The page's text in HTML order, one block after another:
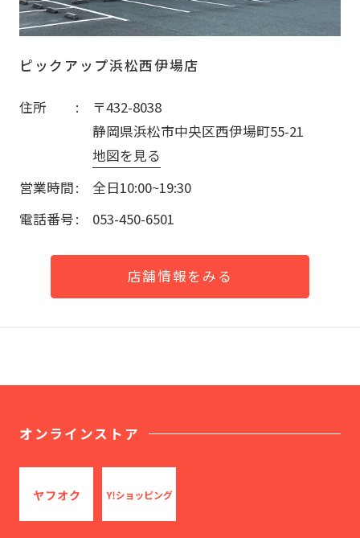
ピックアップ浜松西伊場店
住所
〒432-8038
静岡県浜松市中央区西伊場町55-21
地図を見る
営業時間
全日10:00~19:30
電話番号
053-450-6501
店舗情報をみる
オンラインストア